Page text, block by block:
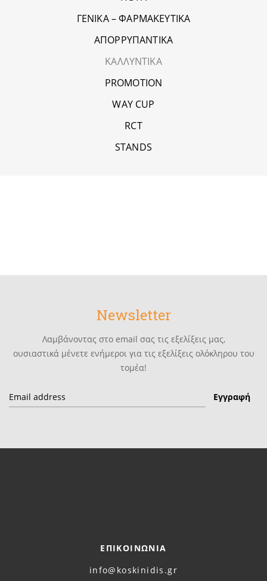
ΓΕΝΙΚΑ – ΦΑΡΜΑΚΕΥΤΙΚΑ
ΑΠΟΡΡΥΠΑΝΤΙΚΑ
ΚΑΛΛΥΝΤΙΚΑ
PROMOTION
WAY CUP
RCT
STANDS
Newsletter
Λαμβάνοντας στο email σας τις εξελίξεις μας,
ουσιαστικά μένετε ενήμεροι για τις εξελίξεις ολόκληρου του
τομέα!
ΕΠΙΚΟΙΝΩΝΙΑ
info@koskinidis.gr